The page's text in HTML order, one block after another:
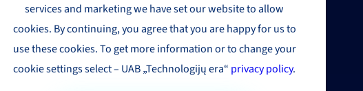
services and marketing we have set our website to allow
cookies. By continuing, you agree that you are happy for us to
use these cookies. To get more information or to change your
cookie settings select – UAB „Technologijų era“ privacy policy.